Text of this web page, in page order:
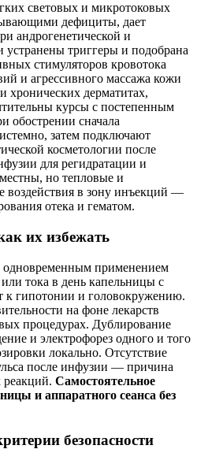
световых и микротоковых
дефициты, дает
андрогенетической и
устранены триггеры и подобрана
стимуляторов кровотока
и агрессивного массажа кожи
хронических дерматитах,
курсы с постепенным
обострении сначала
затем подключают
косметологии после
для регидратации и
но тепловые и
воздействия в зону инъекций —
отека и гематом.
их избежать
одновременным применением
тока в день капельницы с
к гипотонии и головокружению.
на фоне лекарств
процедурах. Дублирование
и электрофорез одного и того
локально. Отсутствие
после инфузии — причина
Самостоятельное
и аппаратного сеанса без
безопасности